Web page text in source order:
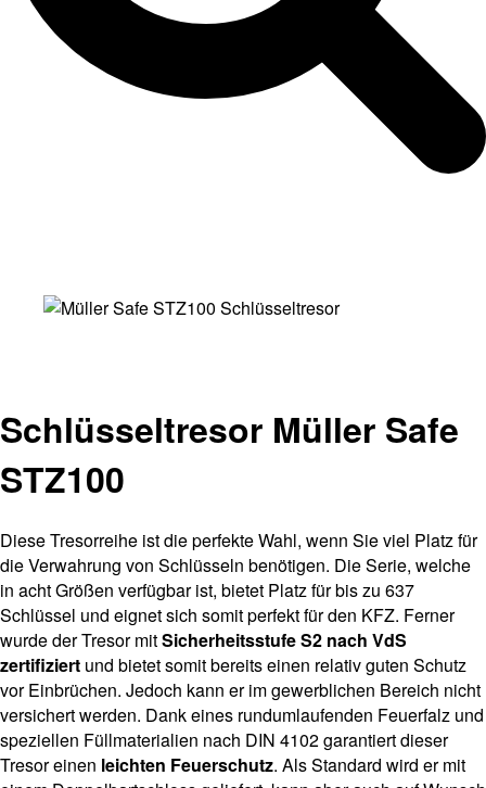
Schlüsseltresor Müller Safe
STZ100
Diese Tresorreihe ist die perfekte Wahl, wenn Sie viel Platz für
die Verwahrung von Schlüsseln benötigen. Die Serie, welche
in acht Größen verfügbar ist, bietet Platz für bis zu 637
Schlüssel und eignet sich somit perfekt für den KFZ. Ferner
wurde der Tresor mitSicherheitsstufe S2 nach VdS
zertifiziert und bietet somit bereits einen relativ guten Schutz
vor Einbrüchen. Jedoch kann er im gewerblichen Bereich nicht
versichert werden. Dank eines rundumlaufenden Feuerfalz und
speziellen Füllmaterialien nach DIN 4102 garantiert dieser
Tresor einen leichten Feuerschutz. Als Standard wird er mit